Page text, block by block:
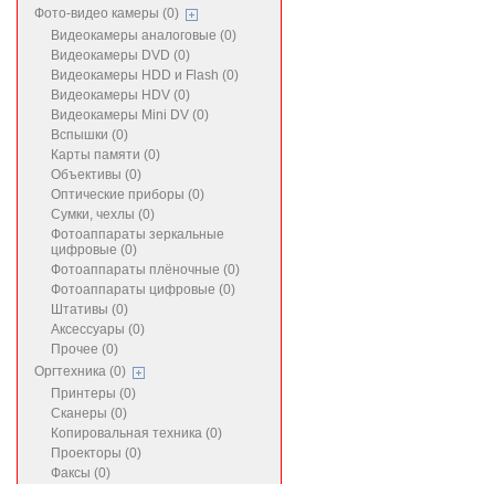
Фото-видео камеры (0)
Видеокамеры аналоговые (0)
Видеокамеры DVD (0)
Видеокамеры HDD и Flash (0)
Видеокамеры HDV (0)
Видеокамеры Mini DV (0)
Вспышки (0)
Карты памяти (0)
Объективы (0)
Оптические приборы (0)
Сумки, чехлы (0)
Фотоаппараты зеркальные
цифровые (0)
Фотоаппараты плёночные (0)
Фотоаппараты цифровые (0)
Штативы (0)
Аксессуары (0)
Прочее (0)
Оргтехника (0)
Принтеры (0)
Сканеры (0)
Копировальная техника (0)
Проекторы (0)
Факсы (0)